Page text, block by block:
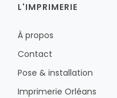
L'IMPRIMERIE
À propos
Contact
Pose & installation
Imprimerie Orléans